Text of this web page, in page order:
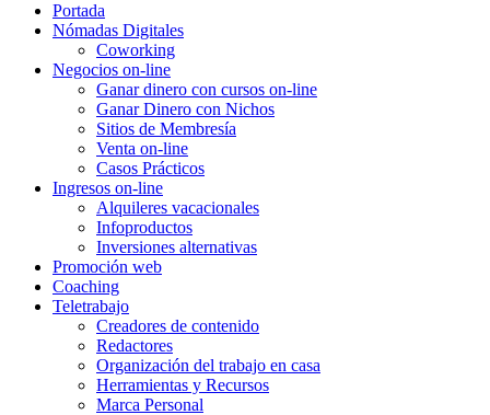
Portada
Nómadas Digitales
Coworking
Negocios on-line
Ganar dinero con cursos on-line
Ganar Dinero con Nichos
Sitios de Membresía
Venta on-line
Casos Prácticos
Ingresos on-line
Alquileres vacacionales
Infoproductos
Inversiones alternativas
Promoción web
Coaching
Teletrabajo
Creadores de contenido
Redactores
Organización del trabajo en casa
Herramientas y Recursos
Marca Personal